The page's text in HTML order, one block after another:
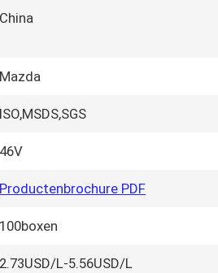
China
Mazda
ISO,MSDS,SGS
46V
Productenbrochure PDF
100boxen
2.73USD/L-5.56USD/L